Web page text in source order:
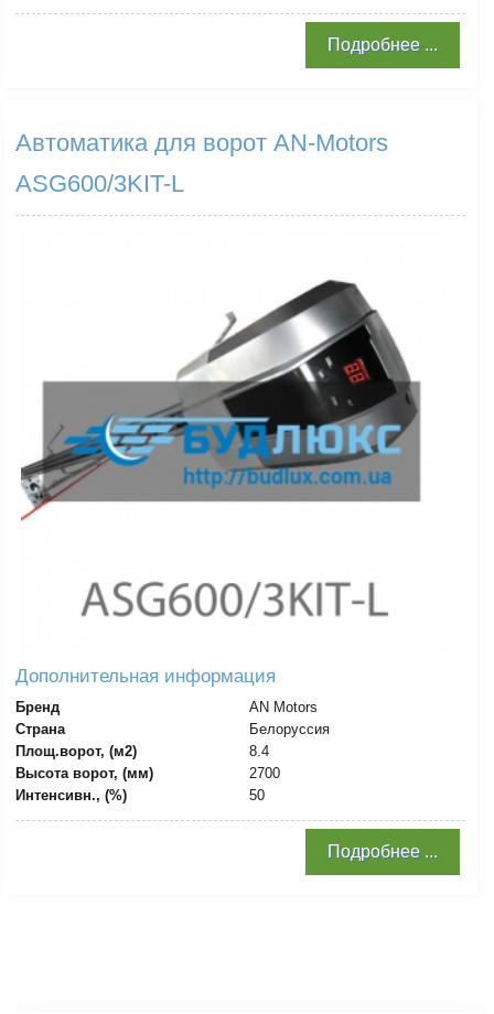
Подробнее ...
Автоматика для ворот AN-Motors
ASG600/3KIT-L
Дополнительная информация
Бренд
AN Motors
Страна
Белоруссия
Площ.ворот, (м2)
8.4
Высота ворот, (мм)
2700
Интенсивн., (%)
50
Подробнее ...